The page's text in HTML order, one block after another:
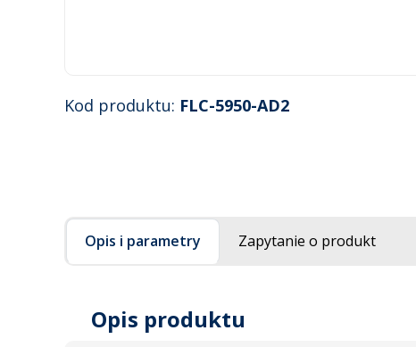
Kod produktu: FLC-5950-AD2
Opis i parametry Zapytanie o produkt
Opis produktu